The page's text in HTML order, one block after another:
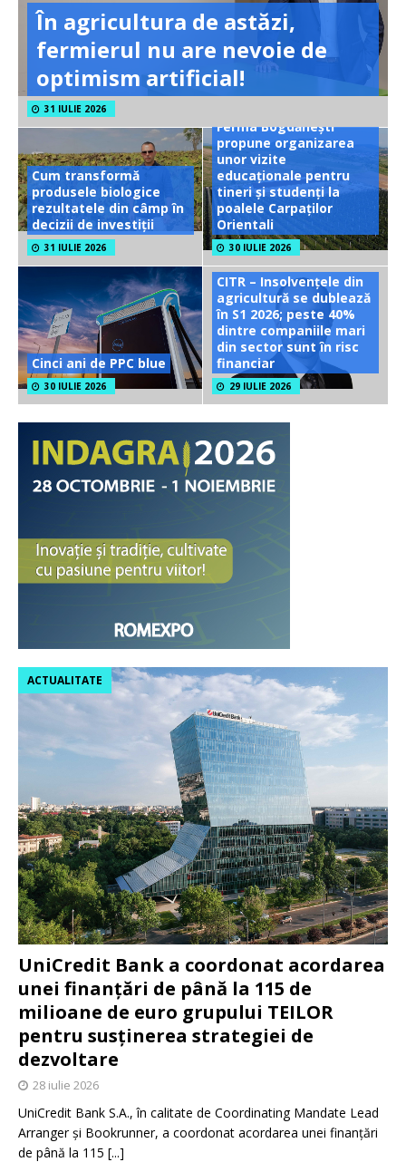
În agricultura de astăzi,
fermierul nu are nevoie de
optimism artificial!
31 IULIE 2026
Cum transformă
produsele biologice
rezultatele din câmp în
decizii de investiții
31 IULIE 2026
Ferma Bogdănești
propune organizarea
unor vizite
educaționale pentru
tineri și studenți la
poalele Carpaților
Orientali
30 IULIE 2026
Cinci ani de PPC blue
30 IULIE 2026
CITR – Insolvențele din
agricultură se dublează
în S1 2026; peste 40%
dintre companiile mari
din sector sunt în risc
financiar
29 IULIE 2026
UniCredit Bank a coordonat acordarea
unei finanțări de până la 115 de
milioane de euro grupului TEILOR
pentru susținerea strategiei de
dezvoltare
ACTUALITATE
28 iulie 2026
UniCredit Bank S.A., în calitate de Coordinating Mandate Lead
Arranger și Bookrunner, a coordonat acordarea unei finanțări
de până la 115 [...]